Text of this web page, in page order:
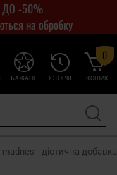
-50%
на обробку
ІСТОРІЯ
БАЖАНЕ КОШИК
0
- дієтична добавка